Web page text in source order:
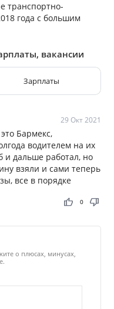
транспортно-
года с большим
вакансии
Зарплаты
29 Окт 2021
Бармекс,
водителем на их
и дальше работал, но
взяли и сами теперь
все в порядке
thumb_up thumb_down
0
о плюсах, минусах,